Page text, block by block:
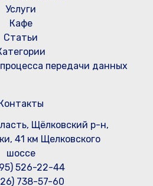
Услуги
Кафе
Статьи
передачи данных
Щёлковский р-н,
41 км Щелковского
шоссе
526-22-44
738-57-60